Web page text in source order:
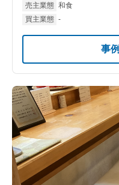
売主業態 和食
買主業態 -
事